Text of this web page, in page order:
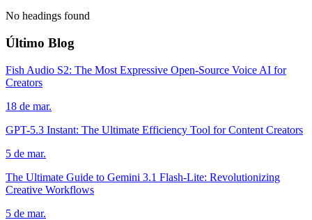
No headings found
Último Blog
Fish Audio S2: The Most Expressive Open-Source Voice AI for
Creators
18 de mar.
GPT-5.3 Instant: The Ultimate Efficiency Tool for Content Creators
5 de mar.
The Ultimate Guide to Gemini 3.1 Flash-Lite: Revolutionizing
Creative Workflows
5 de mar.